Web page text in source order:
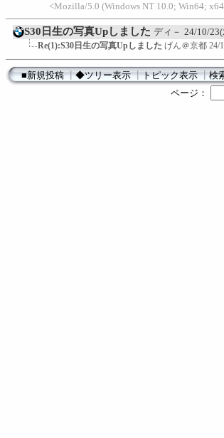
<Mozilla/5.0 (Windows NT 10.0; Win64;
S30日生の写真Upしました ディ－ 24/10/
Re(1):S30日生の写真Upしました げん＠京都 24/
■新規投稿┃◆ツリー表示┃トピック表示┃検
ページ：